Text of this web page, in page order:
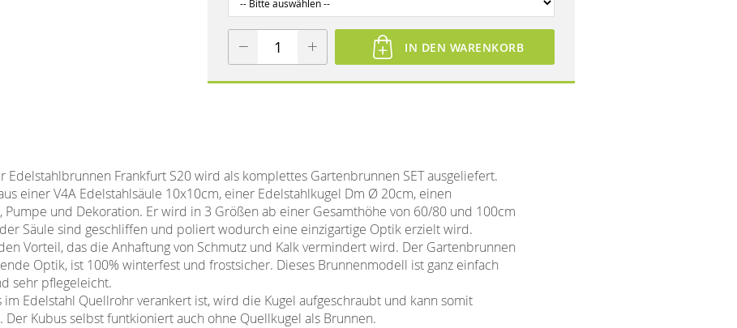
IN DEN WARENKORB
Edelstahlbrunnen Frankfurt S20 wird als komplettes Gartenbrunnen SET ausgeliefert.
einer V4A Edelstahlsäule 10x10cm, einer Edelstahlkugel Dm Ø 20cm, einen
und Dekoration. Er wird in 3 Größen ab einer Gesamthöhe von 60/80 und 100cm
Säule sind geschliffen und poliert wodurch eine einzigartige Optik erzielt wird.
Vorteil, das die Anhaftung von Schmutz und Kalk vermindert wird. Der Gartenbrunnen
Optik, ist 100% winterfest und frostsicher. Dieses Brunnenmodell ist ganz einfach
sehr pflegeleicht.
Edelstahl Quellrohr verankert ist, wird die Kugel aufgeschraubt und kann somit
Kubus selbst funtkioniert auch ohne Quellkugel als Brunnen.